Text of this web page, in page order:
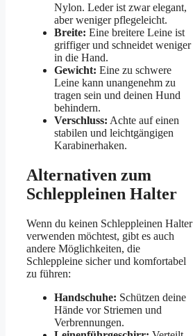
Nylon. Leder ist zwar elegant,
aber weniger pflegeleicht.
Breite: Eine breitere Leine ist
griffiger und schneidet weniger
in die Hand.
Gewicht: Eine zu schwere
Leine kann unangenehm zu
tragen sein und deinen Hund
behindern.
Verschluss: Achte auf einen
stabilen und leichtgängigen
Karabinerhaken.
Alternativen zum
Schleppleinen Halter
Wenn du keinen Schleppleinen Halter
verwenden möchtest, gibt es auch
andere Möglichkeiten, die
Schleppleine sicher und komfortabel
zu führen:
Handschuhe: Schützen deine
Hände vor Striemen und
Verbrennungen.